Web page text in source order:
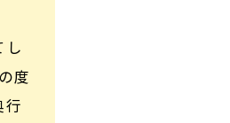
し
度
行